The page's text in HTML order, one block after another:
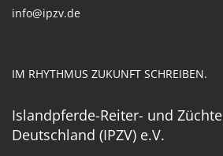
info@ipzv.de
IM RHYTHMUS ZUKUNFT SCHREIBEN.
Islandpferde-Reiter- und
Deutschland (IPZV) e.V.